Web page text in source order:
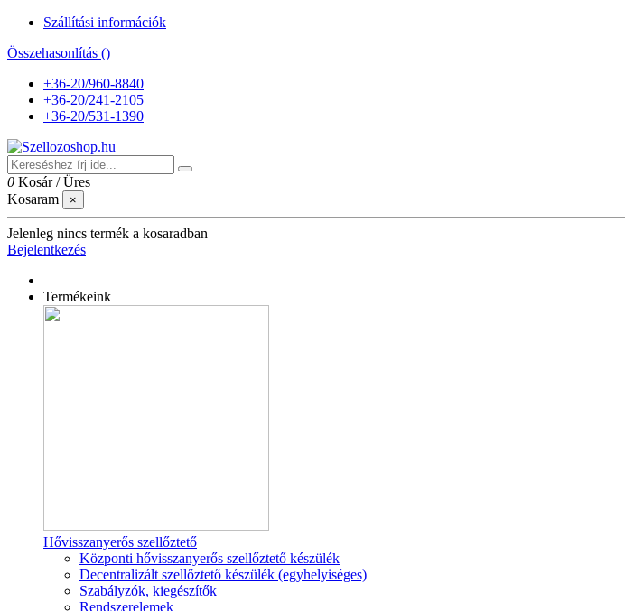
Szállítási információk
Összehasonlítás ()
+36-20/960-8840
+36-20/241-2105
+36-20/531-1390
0 Kosár /Üres
Kosaram
×
Jelenleg nincs termék a kosaradban
Bejelentkezés
Termékeink
Hővisszanyerős szellőztető
Központi hővisszanyerős szellőztető készülék
Decentralizált szellőztető készülék (egyhelyiséges)
Szabályzók, kiegészítők
Rendszerelemek